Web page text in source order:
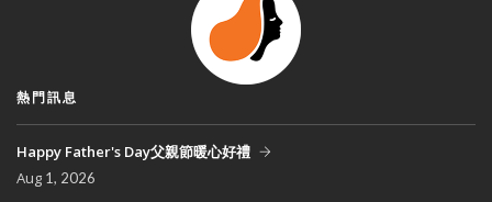
熱門訊息
Happy Father's Day父親節暖心好禮
Aug 1, 2026